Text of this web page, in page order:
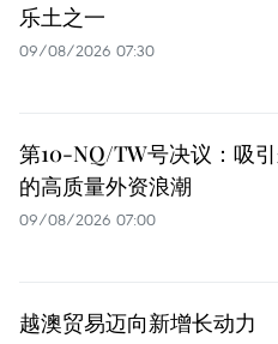
乐土之一
09/08/2026 07:30
第10-NQ/TW号决议：吸
的高质量外资浪潮
09/08/2026 07:00
越澳贸易迈向新增长动力